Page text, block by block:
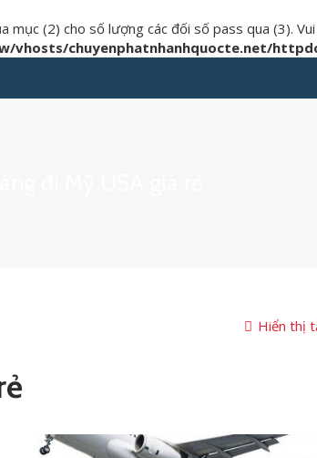
mục (2) cho số lượng các đối số pass qua (3).
vhosts/chuyenphatnhanhquocte.net/
Hiển thị